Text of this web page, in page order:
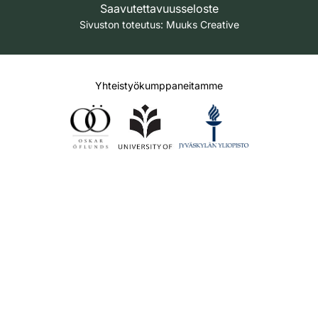
Saavutettavuusseloste
Sivuston toteutus: Muuks Creative
Yhteistyökumppaneitamme